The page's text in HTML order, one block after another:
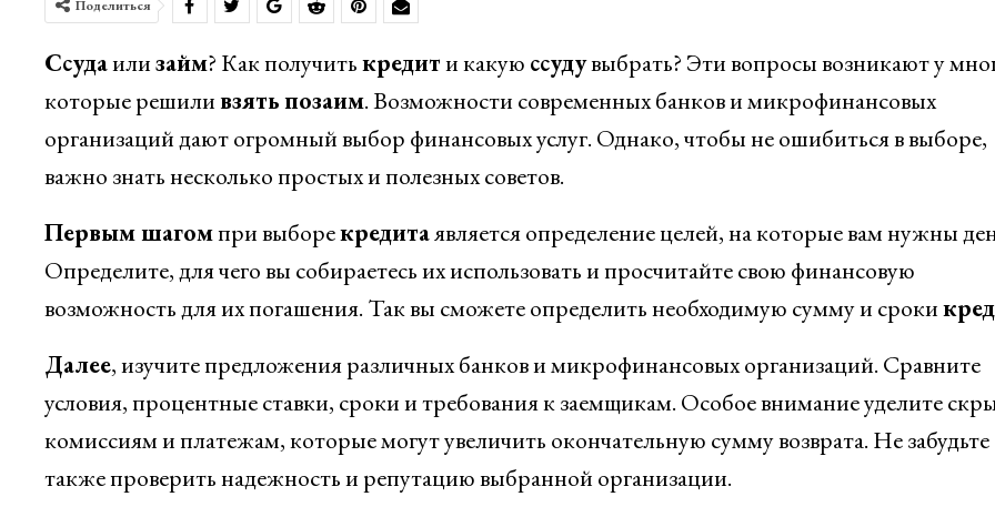
Поделиться
Ссудаилизайм? Как получитькредити какую ссудувыбрать? Эти вопросы возникают у
которые решили взятьпозаим. Возможности современных банков и микрофинансовых
организаций дают огромный выбор финансовых услуг. Однако, чтобы не ошибиться в выборе,
важно знать несколько простых и полезных советов.
Первым шагомпри выборекредитаявляется определение целей, на которые вам нужны
Определите, для чего вы собираетесь их использовать и просчитайте свою финансовую
возможность для их погашения. Так вы сможете определить необходимую сумму и сроки
Далее, изучите предложения различных банков и микрофинансовых организаций. Сравните
условия, процентные ставки, сроки и требования к заемщикам. Особое внимание уделите
комиссиям и платежам, которые могут увеличить окончательную сумму возврата. Не забудьте
также проверить надежность и репутацию выбранной организации.